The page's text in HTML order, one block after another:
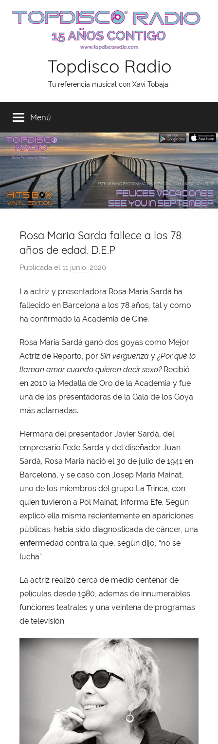
Topdisco Radio
Tu referencia musical con Xavi Tobaja.
Menú
Rosa Maria Sarda fallece a los 78
años de edad. D.E.P
Publicada el 11 junio, 2020
X
a
i
T
o
b
a
La actriz y presentadora Rosa María Sardà ha
fallecido en Barcelona a los 78 años, tal y como
ha confirmado la Academia de Cine.
Rosa Maria Sardà ganó dos goyas como Mejor
Actriz de Reparto, por Sin vergüenza y¿Por qué lo
llaman amor cuando quieren decir sexo? Recibió
en 2010 la Medalla de Oro de la Academia y fue
una de las presentadoras de la Gala de los Goya
más aclamadas.
Hermana del presentador Javier Sardà, del
empresario Fede Sardà y del diseñador Juan
Sardà, Rosa Maria nació el 30 de julio de 1941 en
Barcelona, y se casó con Josep Maria Mainat,
uno de los miembros del grupo La Trinca, con
quien tuvieron a Pol Mainat, informa Efe. Según
explicó ella misma recientemente en apariciones
públicas, había sido diagnosticada de cáncer, una
enfermedad contra la que, según dijo, “no se
lucha”.
La actriz realizó cerca de medio centenar de
películas desde 1980, además de innumerables
funciones teatrales y una veintena de programas
de televisión.